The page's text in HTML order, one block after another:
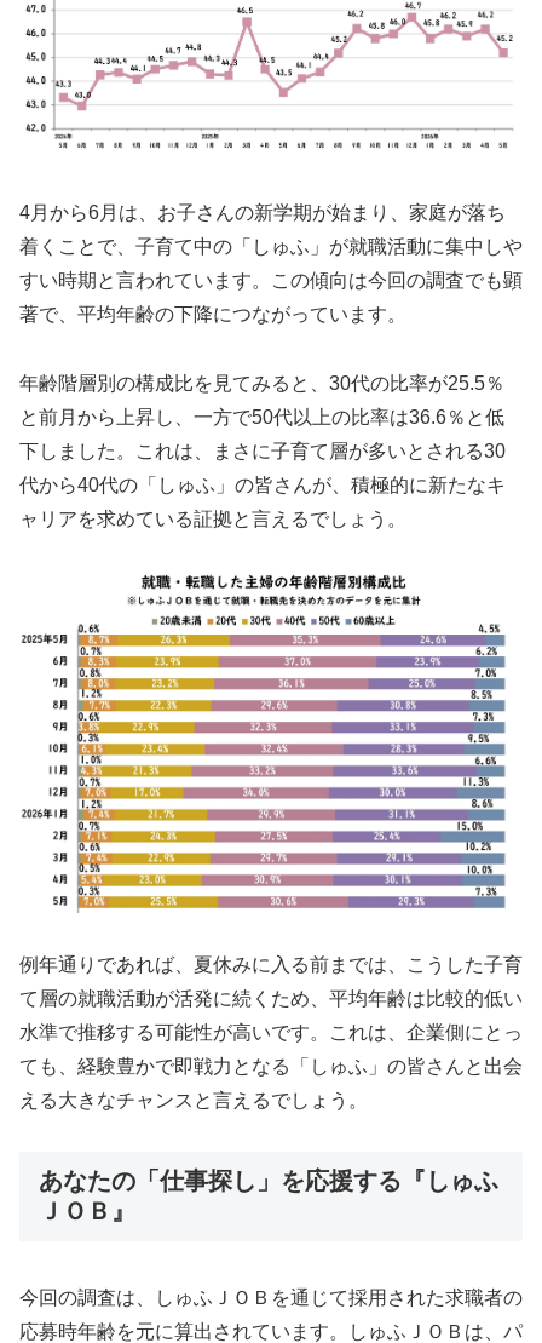
4月から6月は、お子さんの新学期が始まり、家庭が落ち
着くことで、子育て中の「しゅふ」が就職活動に集中しや
すい時期と言われています。この傾向は今回の調査でも顕
著で、平均年齢の下降につながっています。
年齢階層別の構成比を見てみると、30代の比率が25.5％
と前月から上昇し、一方で50代以上の比率は36.6％と低
下しました。これは、まさに子育て層が多いとされる30
代から40代の「しゅふ」の皆さんが、積極的に新たなキ
ャリアを求めている証拠と言えるでしょう。
例年通りであれば、夏休みに入る前までは、こうした子育
て層の就職活動が活発に続くため、平均年齢は比較的低い
水準で推移する可能性が高いです。これは、企業側にとっ
ても、経験豊かで即戦力となる「しゅふ」の皆さんと出会
える大きなチャンスと言えるでしょう。
あなたの「仕事探し」を応援する『しゅふ
ＪＯＢ』
今回の調査は、しゅふＪＯＢを通じて採用された求職者の
応募時年齢を元に算出されています。しゅふＪＯＢは、パ